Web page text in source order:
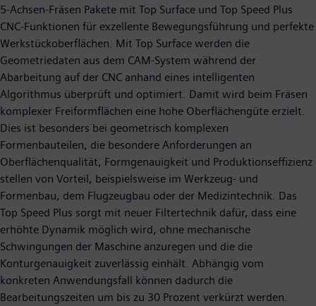
5-Achsen-Fräsen Pakete mit Top Surface und Top Speed Plus
CNC-Funktionen für exzellente Bewegungsführung und perfekte
Werkstückoberflächen. Mit Top Surface werden die
Geometriedaten aus dem CAM-System während der
Abarbeitung auf der CNC anhand eines intelligenten
Algorithmus überprüft und optimiert. Damit wird beim Fräsen
komplexer Freiformflächen eine hohe Oberflächengüte erzielt.
Dies ist besonders bei geometrisch komplexen
Formenbauteilen, die besondere Anforderungen an
Oberflächenqualität, Formgenauigkeit und Produktionseffizienz
stellen von Vorteil, beispielsweise im Werkzeug- und
Formenbau, dem Flugzeugbau oder der Medizintechnik. Das
Top Speed Plus sorgt mit neuer Filtertechnik dafür, dass eine
erhöhte Dynamik möglich wird, ohne mechanische
Schwingungen der Maschine anzuregen und die die
Konturgenauigkeit zuverlässig einhält. Abhängig vom
konkreten Anwendungsfall können dadurch die
Bearbeitungszeiten um bis zu 30 Prozent verkürzt werden.